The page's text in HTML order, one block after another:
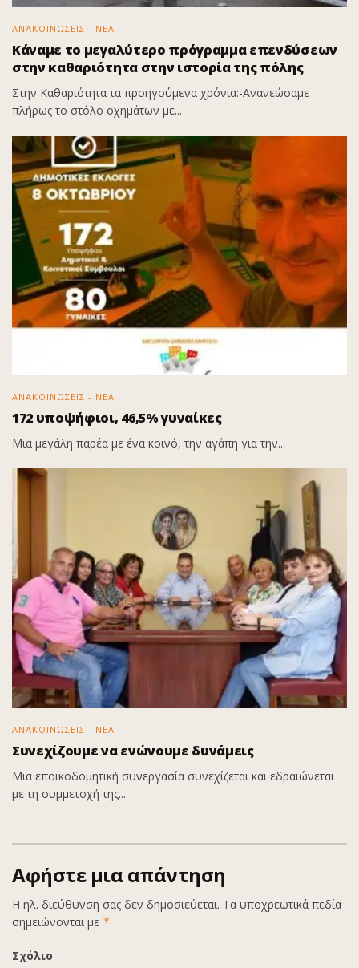
ΑΝΑΚΟΙΝΩΣΕΙΣ - ΝΕΑ
Κάναμε το μεγαλύτερο πρόγραμμα επενδύσεων
στην καθαριότητα στην ιστορία της πόλης
Στην Καθαριότητα τα προηγούμενα χρόνια:-Ανανεώσαμε
πλήρως το στόλο οχημάτων με...
ΑΝΑΚΟΙΝΩΣΕΙΣ - ΝΕΑ
172 υποψήφιοι, 46,5% γυναίκες
Μια μεγάλη παρέα με ένα κοινό, την αγάπη για την...
ΑΝΑΚΟΙΝΩΣΕΙΣ - ΝΕΑ
Συνεχίζουμε να ενώνουμε δυνάμεις
Μια εποικοδομητική συνεργασία συνεχίζεται και εδραιώνεται
με τη συμμετοχή της...
Αφήστε μια απάντηση
Η ηλ. διεύθυνση σας δεν δημοσιεύεται. Τα υποχρεωτικά πεδία
σημειώνονται με *
Σχόλιο